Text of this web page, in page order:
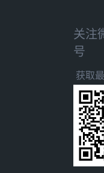
关注
号
获取